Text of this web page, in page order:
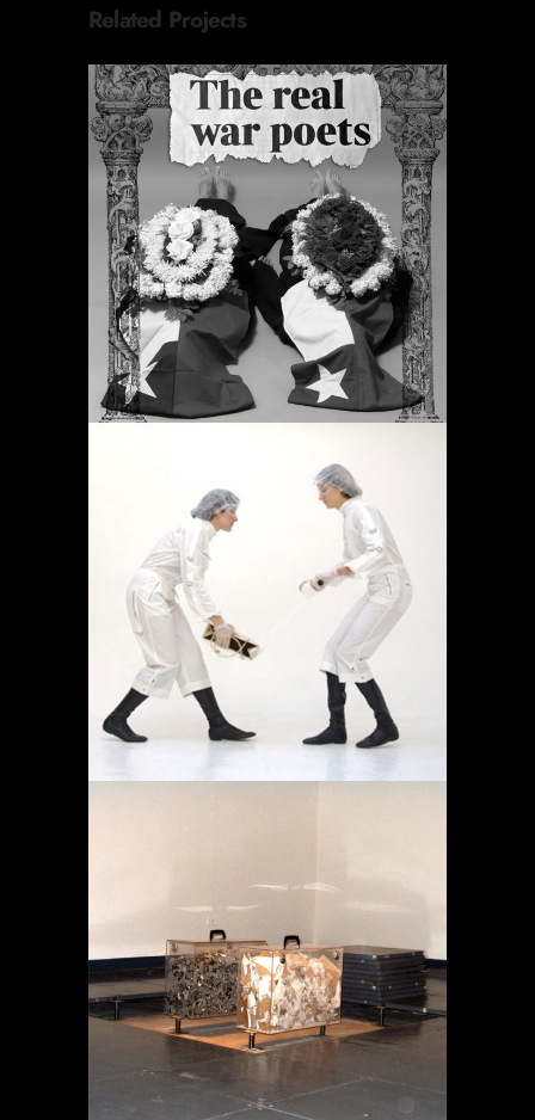
Related Projects
ORACIONES PERIÓDICAS
Proyectos
OPERACIÓN LÍMITE
AMBULATORIO
Proyectos
MEMORIA EN TRÁNSITO
Proyectos